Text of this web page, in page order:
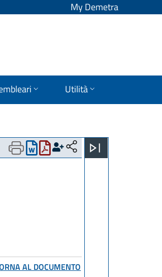
My Demetra
Utilità
AL DOCUMENTO